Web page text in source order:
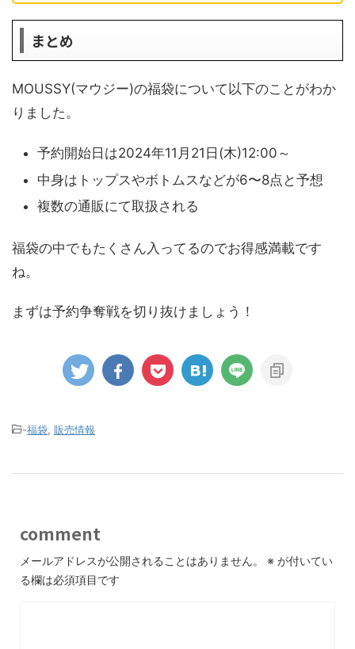
まとめ
MOUSSY(マウジー)の福袋について以下のことがわか
りました。
予約開始日は2024年11月21日(木)12:00～
中身はトップスやボトムスなどが6〜8点と予想
複数の通販にて取扱される
福袋の中でもたくさん入ってるのでお得感満載です
ね。
まずは予約争奪戦を切り抜けましょう！
-福袋 販売情報
comment
メールアドレスが公開されることはありません。 ※ が付いてい
る欄は必須項目です